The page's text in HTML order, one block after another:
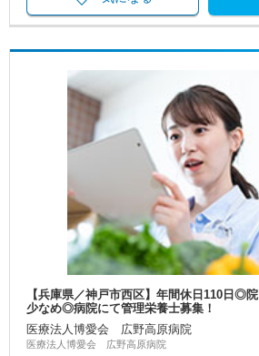
【兵庫県／神戸市西区】年間休日110日◎
少なめ◎病院にて管理栄養士募集！
医療法人博愛会 広野高原病院
医療法人博愛会 広野高原病院